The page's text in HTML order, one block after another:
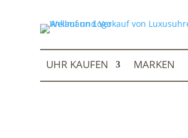
UHR KAUFEN MARKEN